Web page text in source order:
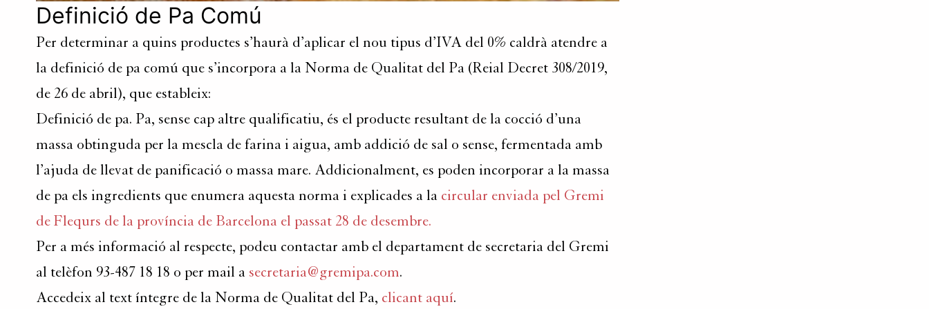
Definició de Pa Comú
Per determinar a quins productes s’haurà d’aplicar el nou tipus d’IVA del 0% caldrà atendre a
la definició de pa comú que s’incorpora a la Norma de Qualitat del Pa (Reial Decret 308/2019,
de 26 de abril), que estableix:
Definició de pa. Pa, sense cap altre qualificatiu, és el producte resultant de la cocció d’una
massa obtinguda per la mescla de farina i aigua, amb addició de sal o sense, fermentada amb
l’ajuda de llevat de panificació o massa mare. Addicionalment, es poden incorporar a la massa
de pa els ingredients que enumera aquesta norma i explicades a la circular enviada pel Gremi
de Flequrs de la província de Barcelona el passat 28 de desembre.
Per a més informació al respecte, podeu contactar amb el departament de secretaria del Gremi
al telèfon 93-487 18 18 o per mail a secretaria@gremipa.com.
Accedeix al text íntegre de la Norma de Qualitat del Pa, clicant aquí.